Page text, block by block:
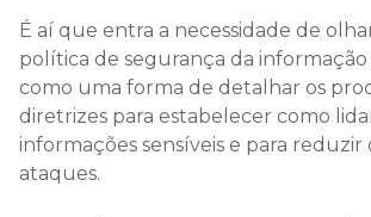
É aí que entra a necessidade de
política de segurança da
como uma forma de detalhar os
diretrizes para estabelecer como
informações sensíveis e para reduzir
ataques.